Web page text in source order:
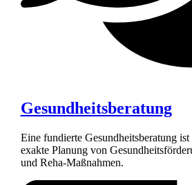
Gesundheitsberatung
Eine fundierte Gesundheitsberatung
exakte Planung von
und Reha-Maßnahmen.